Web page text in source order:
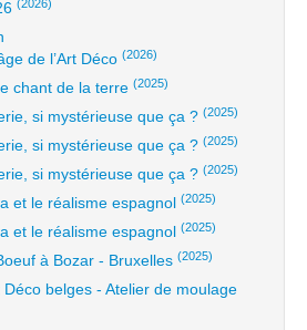
(2026)
de l’Art Déco (2026)
chant de la terre (2025)
si mystérieuse que ça ? (2025)
si mystérieuse que ça ? (2025)
si mystérieuse que ça ? (2025)
et le réalisme espagnol (2025)
et le réalisme espagnol (2025)
à Bozar - Bruxelles (2025)
belges - Atelier de moulage